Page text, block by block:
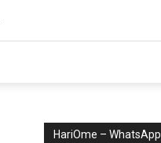
HariOme – WhatsApp